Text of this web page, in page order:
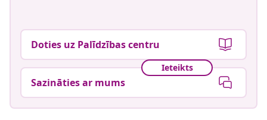
Doties uz Palīdzības centru
Ieteikts
Sazināties ar mums